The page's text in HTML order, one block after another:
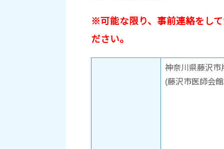
※可能な限り、事前連絡をし
ださい。
神奈川県藤沢市
(藤沢市医師会